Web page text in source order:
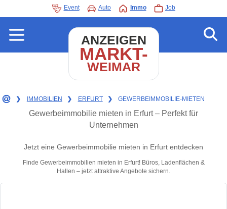
Event Auto Immo Job
ANZEIGEN
MARKT-
WEIMAR
❯ IMMOBILIEN ❯ ERFURT ❯ GEWERBEIMMOBILIE-MIETEN
Gewerbeimmobilie mieten in Erfurt – Perfekt für
Unternehmen
Jetzt eine Gewerbeimmobilie mieten in Erfurt entdecken
Finde Gewerbeimmobilien mieten in Erfurt! Büros, Ladenflächen &
Hallen – jetzt attraktive Angebote sichern.